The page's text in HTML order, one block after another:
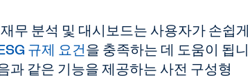
무 분석 및 대시보드는 사용자가 손쉽게
규제 요건을 충족하는 데 도움이 됩니
같은 기능을 제공하는 사전 구성형